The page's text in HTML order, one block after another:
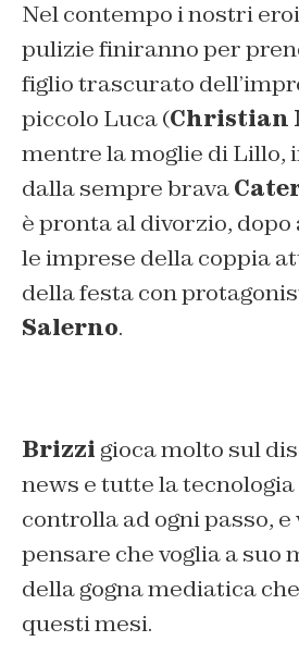
Nel contempo i nostri
pulizie finiranno per
figlio trascurato
piccolo Luca (Christian
mentre la moglie di Lillo,
dalla sempre brava
è pronta al divorzio,
le imprese della coppia
della festa con
Salerno.
Brizzi gioca molto sul
news e tutte la
controlla ad ogni passo,
pensare che voglia a suo
della gogna mediatica
questi mesi.